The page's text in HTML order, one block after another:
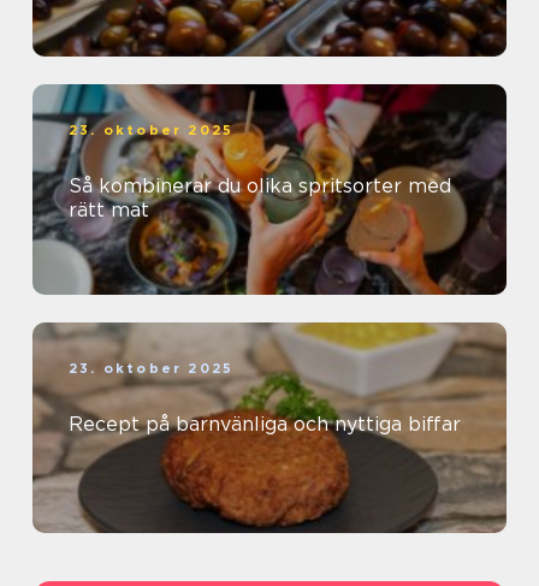
23. oktober 2025
Så kombinerar du olika spritsorter med
rätt mat
23. oktober 2025
Recept på barnvänliga och nyttiga biffar